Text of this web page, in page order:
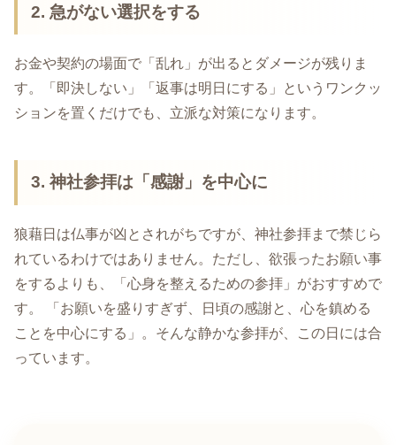
2. 急がない選択をする
お金や契約の場面で「乱れ」が出るとダメージが残りま
す。「即決しない」「返事は明日にする」というワンクッ
ションを置くだけでも、立派な対策になります。
3. 神社参拝は「感謝」を中心に
狼藉日は仏事が凶とされがちですが、神社参拝まで禁じら
れているわけではありません。ただし、欲張ったお願い事
をするよりも、「心身を整えるための参拝」がおすすめで
す。 「お願いを盛りすぎず、日頃の感謝と、心を鎮める
ことを中心にする」。そんな静かな参拝が、この日には合
っています。